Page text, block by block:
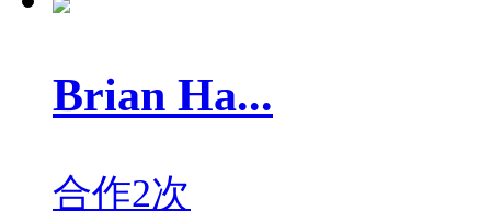
Brian Ha...
合作2次